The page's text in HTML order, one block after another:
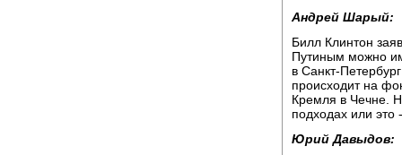
Андрей Шарый:
Билл Клинтон
Путиным можно
в Санкт-
происходит на
Кремля в Чечне.
подходах или это
Юрий Давыдов: